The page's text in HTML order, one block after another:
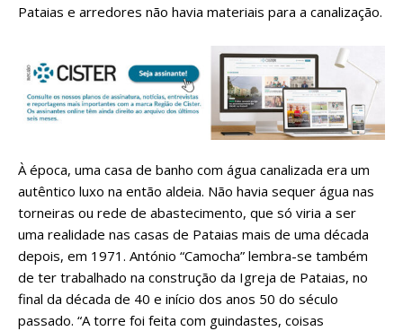
Pataias e arredores não havia materiais para a canalização.
À época, uma casa de banho com água canalizada era um
autêntico luxo na então aldeia. Não havia sequer água nas
torneiras ou rede de abastecimento, que só viria a ser
uma realidade nas casas de Pataias mais de uma década
depois, em 1971. António “Camocha” lembra-se também
de ter trabalhado na construção da Igreja de Pataias, no
final da década de 40 e início dos anos 50 do século
passado. “A torre foi feita com guindastes, coisas